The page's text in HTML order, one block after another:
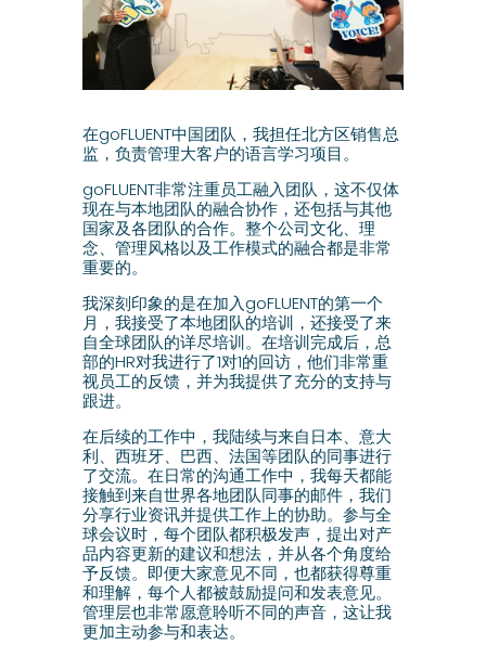
在goFLUENT中国团队，我担任北方区销售总
监，负责管理大客户的语言学习项目。
goFLUENT非常注重员工融入团队，这不仅体
现在与本地团队的融合协作，还包括与其他
国家及各团队的合作。整个公司文化、理
念、管理风格以及工作模式的融合都是非常
重要的。
我深刻印象的是在加入goFLUENT的第一个
月，我接受了本地团队的培训，还接受了来
自全球团队的详尽培训。在培训完成后，总
部的HR对我进行了1对1的回访，他们非常重
视员工的反馈，并为我提供了充分的支持与
跟进。
在后续的工作中，我陆续与来自日本、意大
利、西班牙、巴西、法国等团队的同事进行
了交流。在日常的沟通工作中，我每天都能
接触到来自世界各地团队同事的邮件，我们
分享行业资讯并提供工作上的协助。参与全
球会议时，每个团队都积极发声，提出对产
品内容更新的建议和想法，并从各个角度给
予反馈。即便大家意见不同，也都获得尊重
和理解，每个人都被鼓励提问和发表意见。
管理层也非常愿意聆听不同的声音，这让我
更加主动参与和表达。